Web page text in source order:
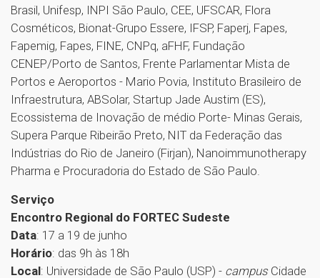
Brasil, Unifesp, INPI São Paulo, CEE, UFSCAR, Flora
Cosméticos, Bionat-Grupo Essere, IFSP, Faperj, Fapes,
Fapemig, Fapes, FINE, CNPq, aFHF, Fundação
CENEP/Porto de Santos, Frente Parlamentar Mista de
Portos e Aeroportos - Mario Povia, Instituto Brasileiro de
Infraestrutura, ABSolar, Startup Jade Austim (ES),
Ecossistema de Inovação de médio Porte- Minas Gerais,
Supera Parque Ribeirão Preto, NIT da Federação das
Indústrias do Rio de Janeiro (Firjan), Nanoimmunotherapy
Pharma e Procuradoria do Estado de São Paulo.
Serviço
Encontro Regional do FORTEC Sudeste
Data: 17 a 19 de junho
Horário: das 9h às 18h
Local: Universidade de São Paulo (USP) - campus Cidade